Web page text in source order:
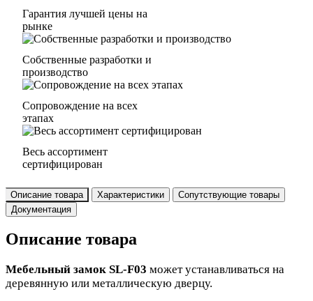
Гарантия лучшей цены на
рынке
Собственные разработки и
производство
Сопровождение на всех
этапах
Весь ассортимент
сертифицирован
Описание товара Характеристики
Сопутствующие товары
Документация
Описание товара
Мебельный замок SL-F03 может устанавливаться на
деревянную или металлическую дверцу.